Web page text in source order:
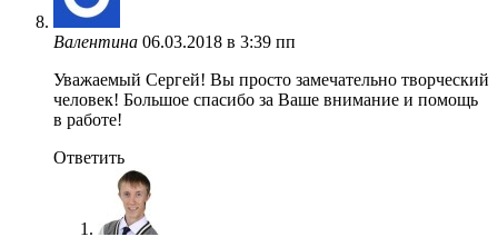
Валентина 06.03.2018 в 3:39 пп
Уважаемый Сергей! Вы просто замечательно творческий
человек! Большое спасибо за Ваше внимание и помощь
в работе!
Ответить